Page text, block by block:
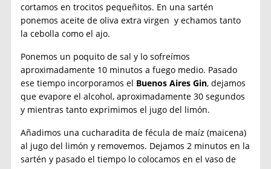
cortamos en trocitos pequeñitos. En una sartén
ponemos aceite de oliva extra virgen y echamos tanto
la cebolla como el ajo.
Ponemos un poquito de sal y lo sofreímos
aproximadamente 10 minutos a fuego medio. Pasado
ese tiempo incorporamos el Buenos Aires Gin, dejamos
que evapore el alcohol, aproximadamente 30 segundos
y mientras tanto exprimimos el jugo del limón.
Añadimos una cucharadita de fécula de maíz (maicena)
al jugo del limón y removemos. Dejamos 2 minutos en la
sartén y pasado el tiempo lo colocamos en el vaso de